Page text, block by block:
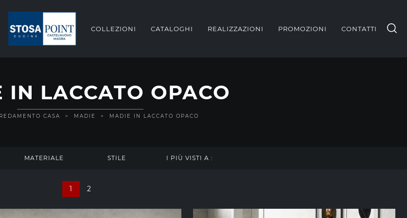
COLLEZIONI CATALOGHI REALIZZAZIONI PROMOZIONI CONTATTI
IN LACCATO OPACO
CASA > MADIE > MADIE IN LACCATO OPACO
MATERIALE STILE I PIÙ VISTI A :
1 2